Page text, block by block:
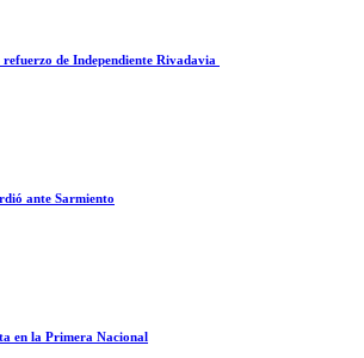
de Independiente Rivadavia
ante Sarmiento
en la Primera Nacional